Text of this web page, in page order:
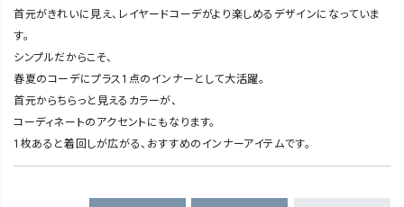
首元がきれいに見え、レイヤードコーデがより楽しめるデザインになっていま
す。
シンプルだからこそ、
春夏のコーデにプラス1点のインナーとして大活躍。
首元からちらっと見えるカラーが、
コーディネートのアクセントにもなります。
1枚あると着回しが広がる、おすすめのインナーアイテムです。